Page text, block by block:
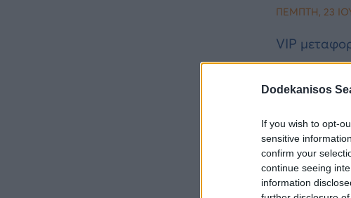
Dodekanisos
If you wish to opt-
sensitive
confirm your
continue seeing
information
ΠΈΜΠΤΗ, 23
VIP
Διαβάστε